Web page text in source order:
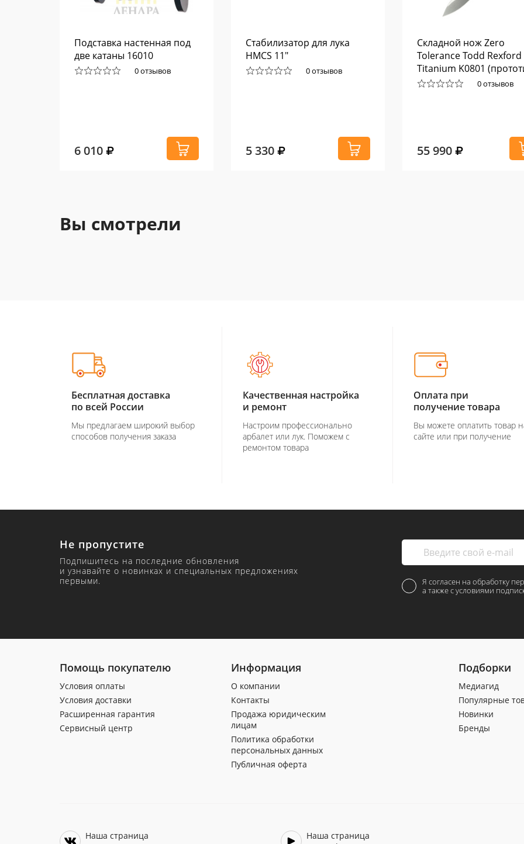
Подставка настенная под
две катаны 16010
0 отзывов
6 010
Стабилизатор для лука
HMCS 11"
0 отзывов
5 330
Складной нож Zero
Tolerance Todd Rexford
Titanium K0801
0 отзывов
55 990
Вы смотрели
Бесплатная доставка
по всей России
Мы предлагаем широкий выбор
способов получения заказа
Качественная настройка
и ремонт
Настроим профессионально
арбалет или лук. Поможем с
ремонтом товара
Оплата при
получение товара
Вы можете оплатить товар
сайте или при получение
Не пропустите
Подпишитесь на последние обновления
и узнавайте о новинках и специальных предложениях
первыми.
Я согласен на обработку
а также с условиями
Помощь покупателю
Условия оплаты
Условия доставки
Расширенная гарантия
Сервисный центр
Информация
О компании
Контакты
Продажа юридическим
лицам
Политика обработки
персональных данных
Публичная оферта
Подборки
Медиагид
Популярные
Новинки
Бренды
Наша страница
Наша страница